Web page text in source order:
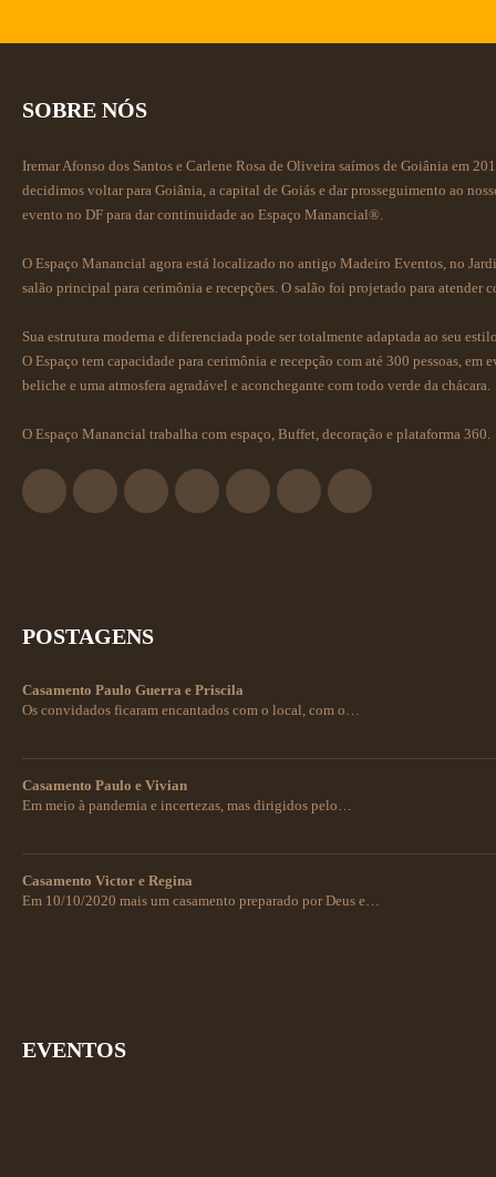
SOBRE NÓS
Iremar Afonso dos Santos e Carlene Rosa de Oliveira saímos de Goiânia em
decidimos voltar para Goiânia, a capital de Goiás e dar prosseguimento ao
evento no DF para dar continuidade ao Espaço Manancial®.
O Espaço Manancial agora está localizado no antigo Madeiro Eventos, no
salão principal para cerimônia e recepções. O salão foi projetado para atender
Sua estrutura moderna e diferenciada pode ser totalmente adaptada ao seu
O Espaço tem capacidade para cerimônia e recepção com até 300 pessoas,
beliche e uma atmosfera agradável e aconchegante com todo verde da chácara.
O Espaço Manancial trabalha com espaço, Buffet, decoração e plataforma 360.
POSTAGENS
Casamento Paulo Guerra e Priscila
Os convidados ficaram encantados com o local, com o…
Casamento Paulo e Vivian
Em meio à pandemia e incertezas, mas dirigidos pelo…
Casamento Victor e Regina
Em 10/10/2020 mais um casamento preparado por Deus e…
EVENTOS